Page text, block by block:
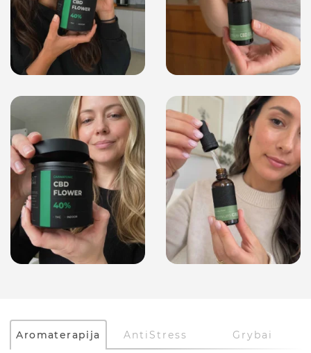
Aromaterapija AntiStress Grybai